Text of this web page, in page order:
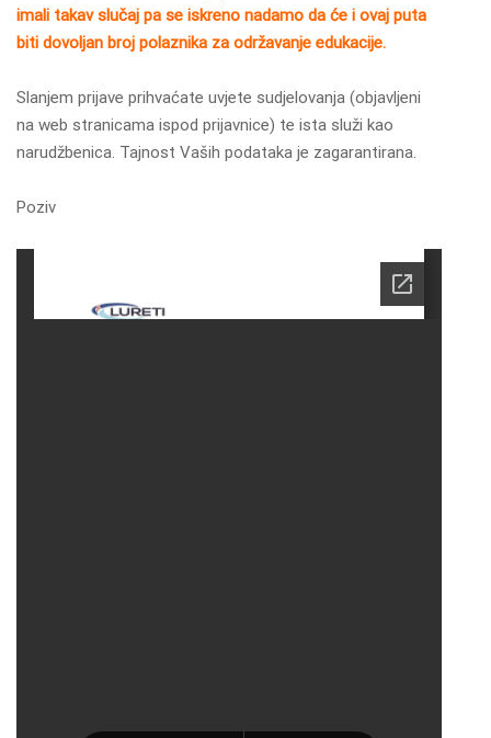
imali takav slučaj pa se iskreno nadamo da će i ovaj puta
biti dovoljan broj polaznika za održavanje edukacije.
Slanjem prijave prihvaćate uvjete sudjelovanja (objavljeni
na web stranicama ispod prijavnice) te ista služi kao
narudžbenica. Tajnost Vaših podataka je zagarantirana.
Poziv